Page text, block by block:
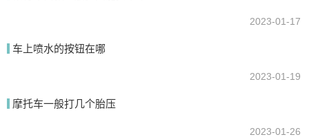
2023-01-17
车上喷水的按钮在哪
2023-01-19
摩托车一般打几个胎压
2023-01-26